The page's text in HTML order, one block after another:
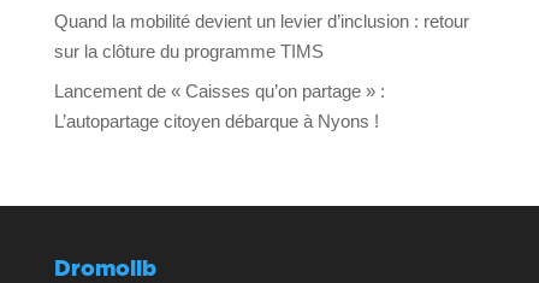
Quand la mobilité devient un levier d’inclusion : retour
sur la clôture du programme TIMS
Lancement de « Caisses qu’on partage » :
L’autopartage citoyen débarque à Nyons !
Dromolib